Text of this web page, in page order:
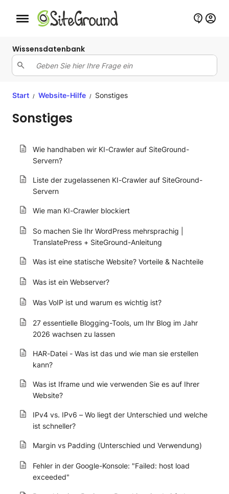
Schaltfläche Mobile Navigation
Wissensdatenbank
Start / Website-Hilfe / Sonstiges
Sonstiges
Wie handhaben wir KI-Crawler auf SiteGround-
Servern?
Liste der zugelassenen KI-Crawler auf SiteGround-
Servern
Wie man KI-Crawler blockiert
So machen Sie Ihr WordPress mehrsprachig |
TranslatePress + SiteGround-Anleitung
Was ist eine statische Website? Vorteile & Nachteile
Was ist ein Webserver?
Was VoIP ist und warum es wichtig ist?
27 essentielle Blogging-Tools, um Ihr Blog im Jahr
2026 wachsen zu lassen
HAR-Datei - Was ist das und wie man sie erstellen
kann?
Was ist Iframe und wie verwenden Sie es auf Ihrer
Website?
IPv4 vs. IPv6 – Wo liegt der Unterschied und welche
ist schneller?
Margin vs Padding (Unterschied und Verwendung)
Fehler in der Google-Konsole: "Failed: host load
exceeded"